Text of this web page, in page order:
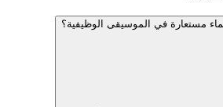
مستعارة في الموسيقى الوظيفية؟